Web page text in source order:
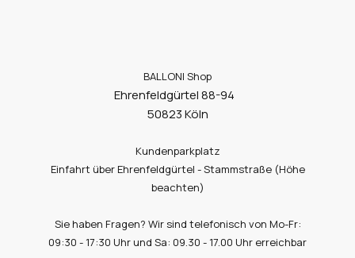
BALLONI Shop
Ehrenfeldgürtel 88-94
50823 Köln
Kundenparkplatz
Einfahrt über Ehrenfeldgürtel - Stammstraße (Höhe
beachten)
Sie haben Fragen? Wir sind telefonisch von Mo-Fr:
09:30 - 17:30 Uhr und Sa: 09.30 - 17.00 Uhr erreichbar